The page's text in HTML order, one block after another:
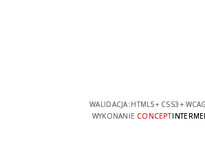
WALIDACJA: HTML5+ CSS3 +
WYKONANIE CONCEPT